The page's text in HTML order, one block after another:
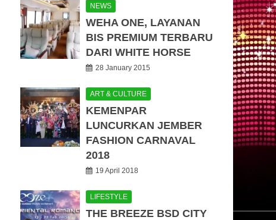
NEWS
WEHA ONE, LAYANAN
BIS PREMIUM TERBARU
DARI WHITE HORSE
28 January 2015
ART & CULTURE
KEMENPAR
LUNCURKAN JEMBER
FASHION CARNAVAL
2018
19 April 2018
LIFESTYLE
THE BREEZE BSD CITY